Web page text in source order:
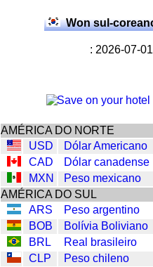
Won sul-
: 2026-07-
AMÉRICA DO NORTE
USD
Dólar Americano
CAD
Dólar canadense
MXN
Peso mexicano
AMÉRICA DO SUL
ARS
Peso argentino
BOB
Bolívia Boliviano
BRL
Real brasileiro
CLP
Peso chileno